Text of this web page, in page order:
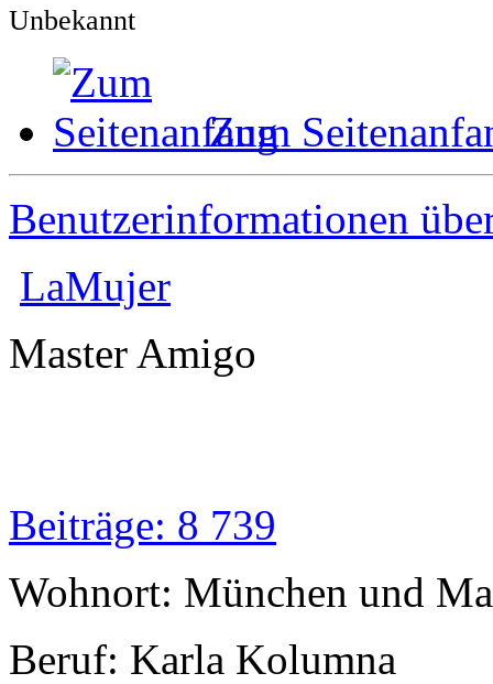
Unbekannt
Zum
Benutzerinformationen
LaMujer
Master Amigo
Beiträge: 8 739
Wohnort: München und
Beruf: Karla Kolumna